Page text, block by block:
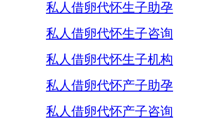
私人借卵代怀生子助孕
私人借卵代怀生子咨询
私人借卵代怀生子机构
私人借卵代怀产子助孕
私人借卵代怀产子咨询